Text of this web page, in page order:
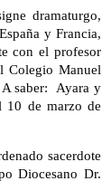
dramaturgo,
y Francia,
con el profesor
Colegio Manuel
saber:
Ayara y
10 de marzo de
sacerdote
Diocesano Dr.